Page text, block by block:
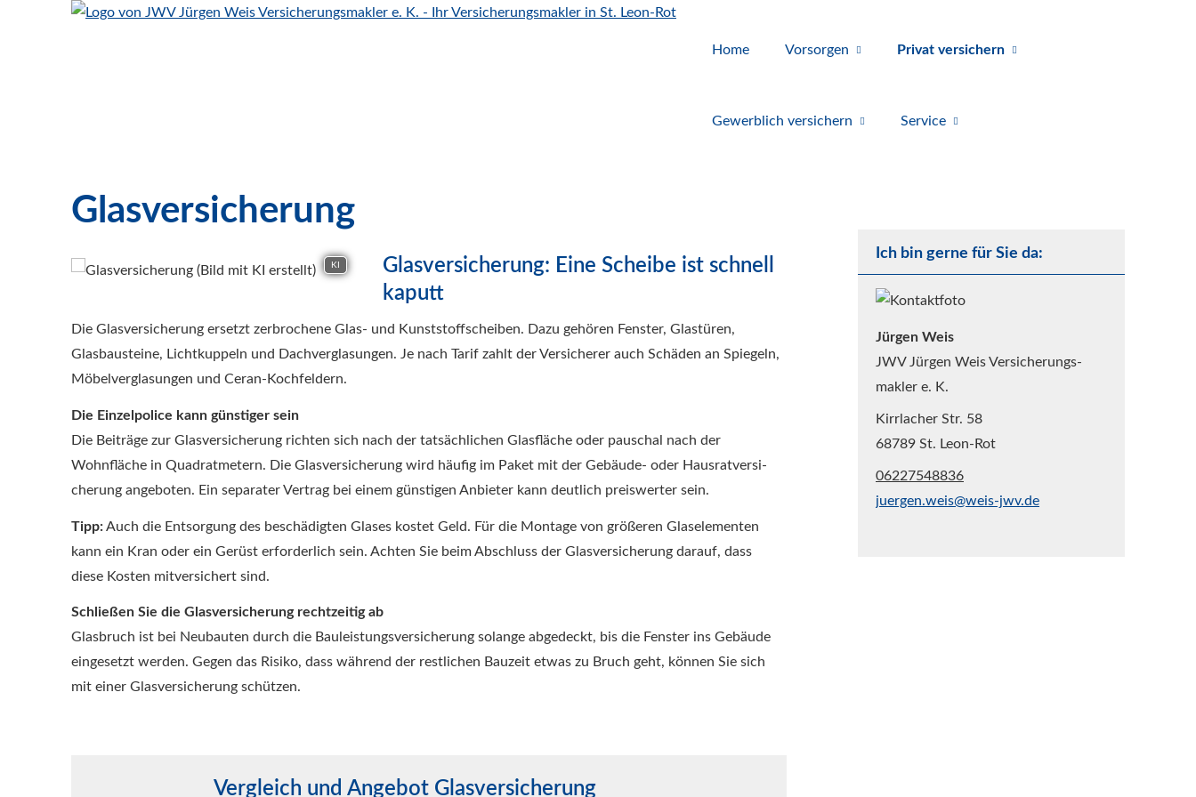
Home Vorsorgen Privat ver­sichern
Gewerblich ver­sichern Service
Ich bin gerne für Sie da:
Jürgen Weis
JWV Jürgen Weis Ver­sicherungs­
makler e. K.
Kirrlacher Str. 58
68789 St. Leon-Rot
06227548836
juergen.weis@weis-jwv.de
Glasversicherung
KI
Glasversicherung: Eine Scheibe ist schnell
kaputt
Die Glasversicherung ersetzt zerbrochene Glas- und Kunststoffscheiben. Dazu gehören Fenster, Glastüren,
Glasbausteine, Lichtkuppeln und Dachverglasungen. Je nach Tarif zahlt der Versicherer auch Schäden an Spiegeln,
Möbelverglasungen und Ceran-Kochfeldern.
Die Einzelpolice kann günstiger sein
Die Beiträge zur Glasversicherung richten sich nach der tatsächlichen Glasfläche oder pauschal nach der
Wohnfläche in Quadratmetern. Die Glasversicherung wird häufig im Paket mit der Gebäude- oder Haus­rat­ver­si­
che­rung angeboten. Ein separater Vertrag bei einem günstigen Anbieter kann deutlich preiswerter sein.
Tipp:Auch die Entsorgung des beschädigten Glases kostet Geld. Für die Montage von größeren Glaselementen
kann ein Kran oder ein Gerüst erforderlich sein. Achten Sie beim Abschluss der Glasversicherung darauf, dass
diese Kosten mitversichert sind.
Schließen Sie die Glasversicherung rechtzeitig ab
Glasbruch ist bei Neubauten durch die Bauleistungsversicherung solange abgedeckt, bis die Fenster ins Gebäude
eingesetzt werden. Gegen das Risiko, dass während der restlichen Bauzeit etwas zu Bruch geht, können Sie sich
mit einer Glasversicherung schützen.
Vergleich und Angebot Glasversicherung